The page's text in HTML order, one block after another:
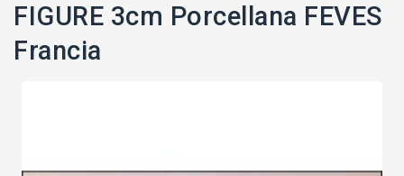
FIGURE 3cm Porcellana FEVES
Francia